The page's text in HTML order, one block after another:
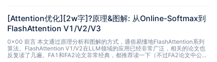
[Attention优化][2w字]?原理&图解: 从Online-Softmax到
FlashAttention V1/V2/V3
0x00 前言 本文通过原理分析和图解的方式，通俗易懂地FlashAttention系列
算法。FlashAttention V1/V2在LLM领域的应用已经非常广泛，相关的论文也
反复读了几遍。FA1和FA2论文非常经典，都推荐读一下（不过FA2论文中公...